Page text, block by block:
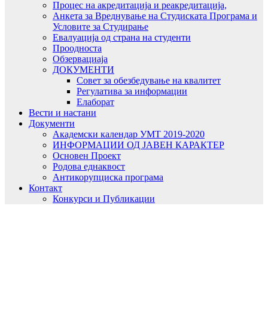
Процес на акредитација и реакредитација,
Анкета за Вреднување на Студиската Програма и
Условите за Студирање
Евалуација од страна на студенти
Проодноста
Обзервациаја
ДОКУМЕНТИ
Совет за обезбедување на квалитет
Регулатива за информации
Елаборат
Вести и настани
Документи
Академски календар УМТ 2019-2020
ИНФОРМАЦИИ ОД ЈАВЕН КАРАКТЕР
Основен Проект
Родова еднаквост
Антикорупциска програма
Контакт
Конкурси и Публикации